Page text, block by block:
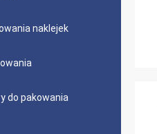
naklejek
do pakowania